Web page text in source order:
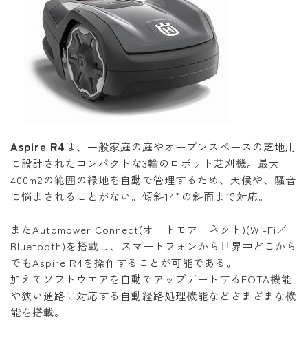
Aspire R4は、一般家庭の庭やオープンスペースの芝地用
に設計されたコンパクトな3輪のロボット芝刈機。最大
400m2の範囲の緑地を自動で管理するため、天候や、騒音
に悩まされることがない。傾斜14°の斜面まで対応。
またAutomower Connect(オートモアコネクト)(Wi-Fi／
Bluetooth)を搭載し、スマートフォンから世界中どこから
でもAspire R4を操作することが可能である。
加えてソフトウエアを自動でアップデートするFOTA機能
や狭い通路に対応する自動経路処理機能などさまざまな機
能を搭載。